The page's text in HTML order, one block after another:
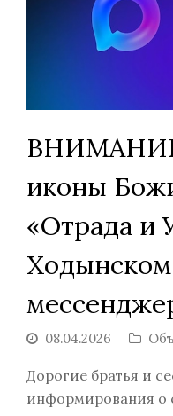
иконы
«Отрада и
Ходынском
08.04.2026
Дорогие братья и
информирования о